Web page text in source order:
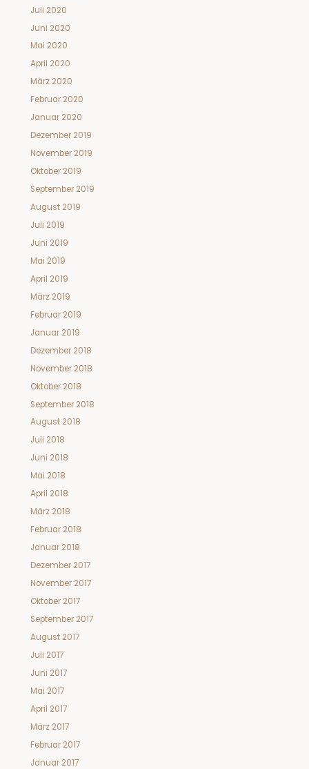
Juli 2020
Juni 2020
Mai 2020
April 2020
März 2020
Februar 2020
Januar 2020
Dezember 2019
November 2019
Oktober 2019
September 2019
August 2019
Juli 2019
Juni 2019
Mai 2019
April 2019
März 2019
Februar 2019
Januar 2019
Dezember 2018
November 2018
Oktober 2018
September 2018
August 2018
Juli 2018
Juni 2018
Mai 2018
April 2018
März 2018
Februar 2018
Januar 2018
Dezember 2017
November 2017
Oktober 2017
September 2017
August 2017
Juli 2017
Juni 2017
Mai 2017
April 2017
März 2017
Februar 2017
Januar 2017